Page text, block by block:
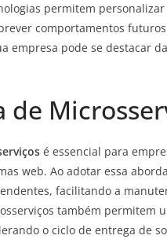
permitem
comportamentos
empresa pode se destacar
é essencial para
web. Ao adotar essa
facilitando a
também permitem
o ciclo de entrega de